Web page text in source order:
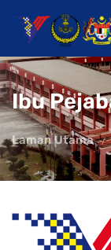
Ibu
Laman Utama